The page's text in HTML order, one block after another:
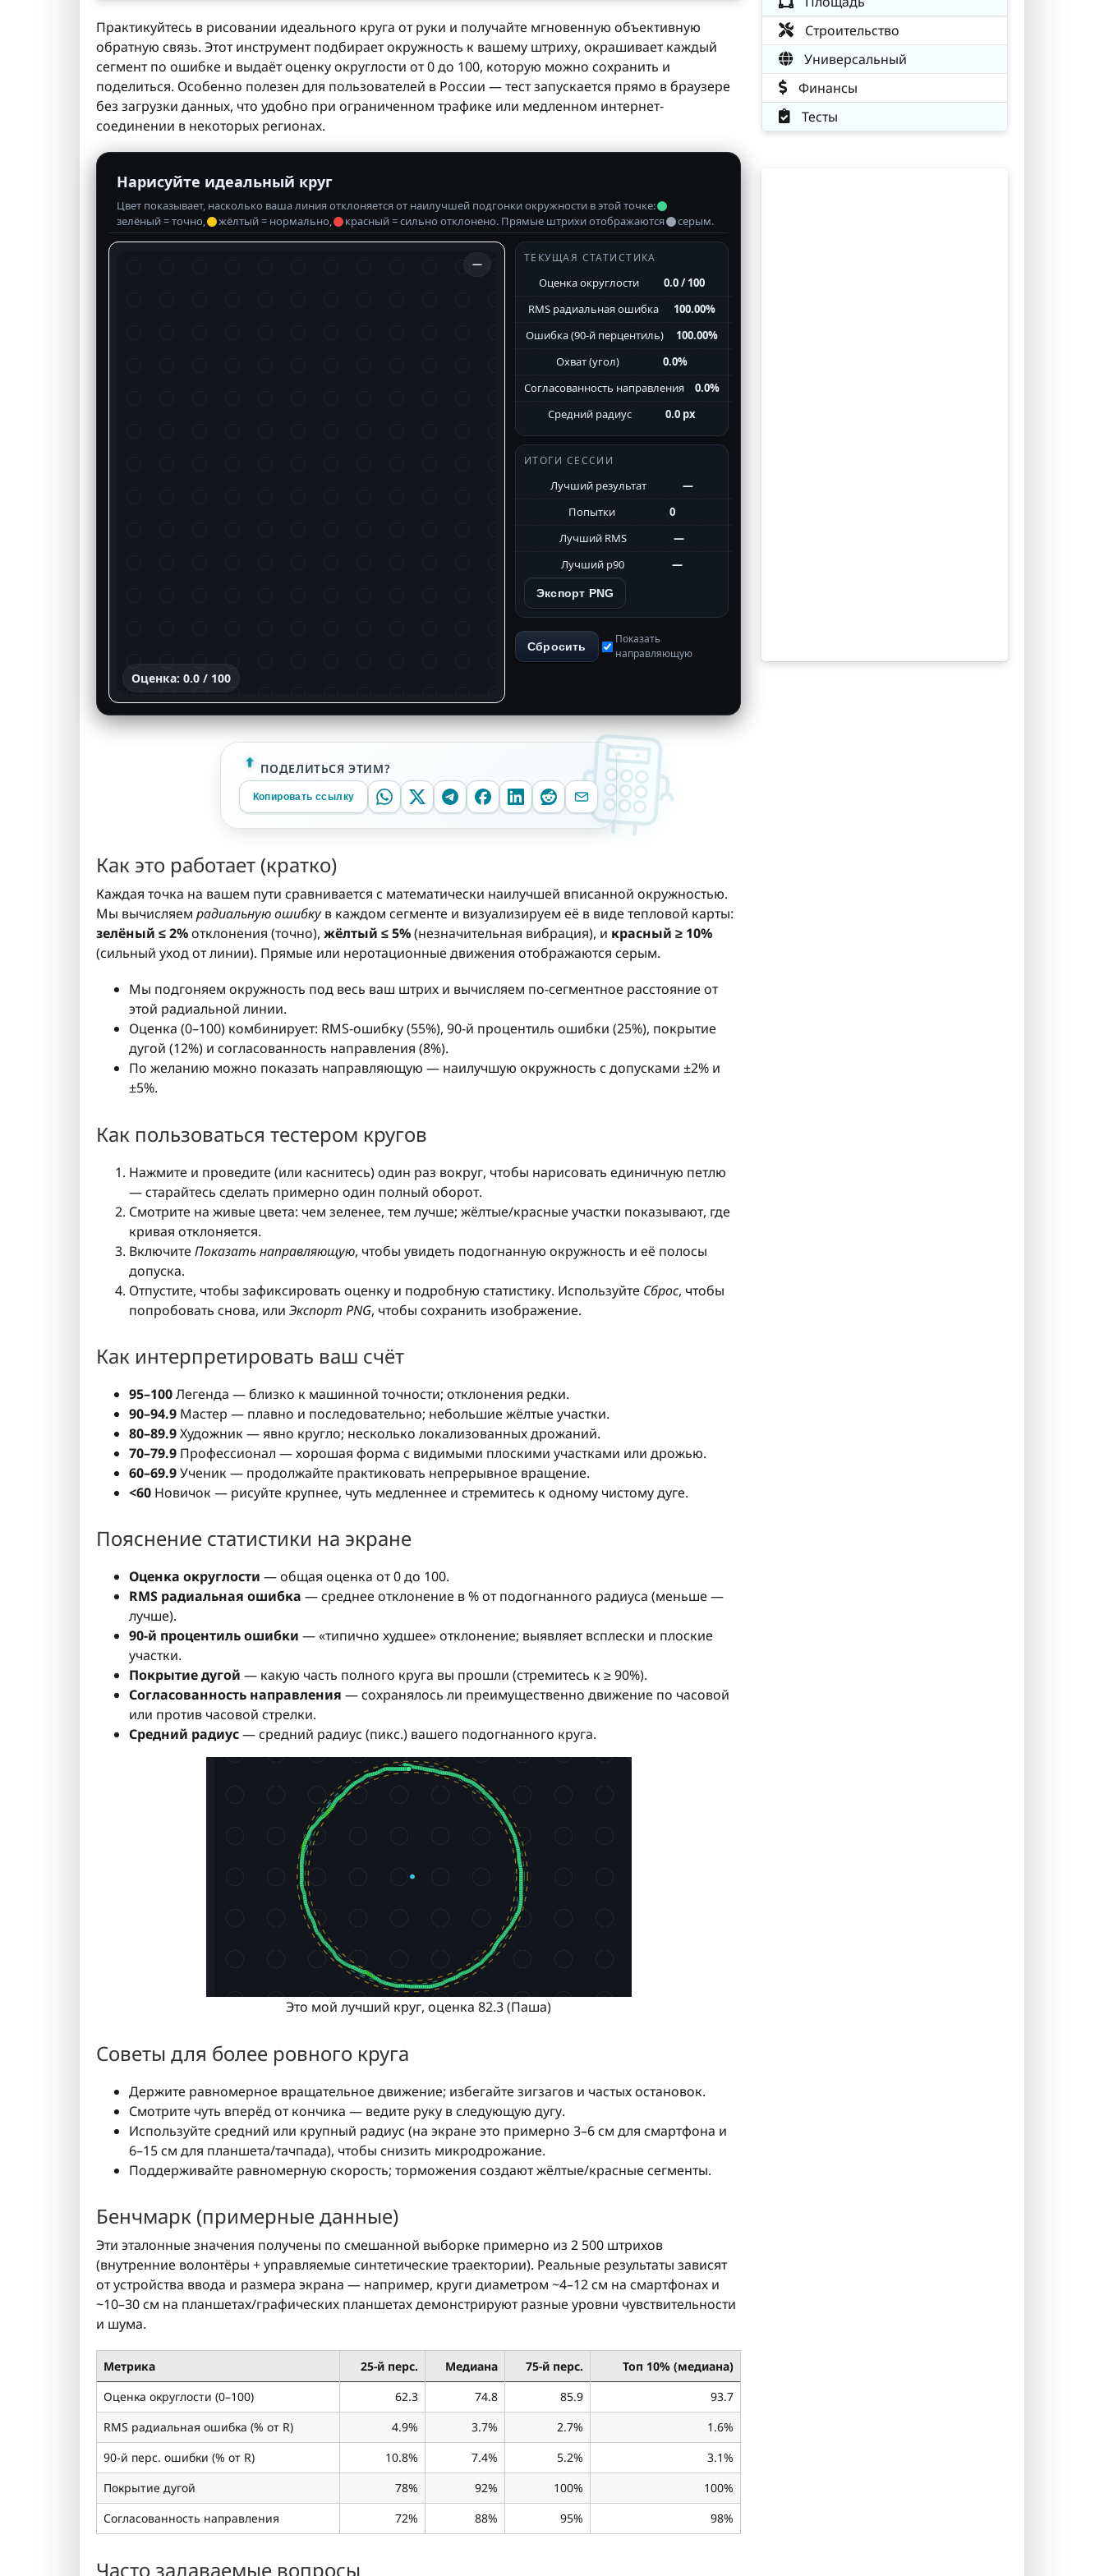
Практикуйтесь в рисовании идеального круга от руки и получайте мгновенную объективную
обратную связь. Этот инструмент подбирает окружность к вашему штриху, окрашивает каждый
сегмент по ошибке и выдаёт оценку округлости от 0 до 100, которую можно сохранить и
поделиться. Особенно полезен для пользователей в России — тест запускается прямо в браузере
без загрузки данных, что удобно при ограниченном трафике или медленном интернет-
соединении в некоторых регионах.
Нарисуйте идеальный круг
Цвет показывает, насколько ваша линия отклоняется от наилучшей подгонки окружности в этой точке:
зелёный = точно,
жёлтый = нормально, красный = сильно отклонено. Прямые штрихи отображаются серым.
Оценка: 0.0 / 100
— ТЕКУЩАЯ СТАТИСТИКА
Оценка округлости
0.0 / 100
RMS радиальная ошибка
100.00%
Ошибка (90-й перцентиль)
100.00%
Охват (угол)
0.0%
Согласованность направления
0.0%
Средний радиус
0.0 px
ИТОГИ СЕССИИ
Лучший результат
—
Попытки
0
Лучший RMS
—
Лучший p90
—
Экспорт PNG
Сбросить
Показать
направляющую
ПОДЕЛИТЬСЯ ЭТИМ?
Копировать ссылку
Как это работает (кратко)
Каждая точка на вашем пути сравнивается с математически наилучшей вписанной окружностью.
Мы вычисляем радиальную ошибкув каждом сегменте и визуализируем её в виде тепловой карты:
зелёный ≤ 2%отклонения (точно), жёлтый ≤ 5%(незначительная вибрация), и красный ≥ 10%
(сильный уход от линии). Прямые или неротационные движения отображаются серым.
Мы подгоняем окружность под весь ваш штрих и вычисляем по-сегментное расстояние от
этой радиальной линии.
Оценка (0–100) комбинирует: RMS-ошибку (55%), 90-й процентиль ошибки (25%), покрытие
дугой (12%) и согласованность направления (8%).
По желанию можно показать направляющую — наилучшую окружность с допусками ±2% и
±5%.
Как пользоваться тестером кругов
Нажмите и проведите (или каснитесь) один раз вокруг, чтобы нарисовать единичную петлю
— старайтесь сделать примерно один полный оборот.
Смотрите на живые цвета: чем зеленее, тем лучше; жёлтые/красные участки показывают, где
кривая отклоняется.
Включите Показать направляющую, чтобы увидеть подогнанную окружность и её полосы
допуска.
Отпустите, чтобы зафиксировать оценку и подробную статистику. Используйте Сброс, чтобы
попробовать снова, или Экспорт PNG, чтобы сохранить изображение.
Как интерпретировать ваш счёт
95–100Легенда — близко к машинной точности; отклонения редки.
90–94.9 Мастер — плавно и последовательно; небольшие жёлтые участки.
80–89.9Художник — явно кругло; несколько локализованных дрожаний.
70–79.9 Профессионал — хорошая форма с видимыми плоскими участками или дрожью.
60–69.9Ученик — продолжайте практиковать непрерывное вращение.
<60 Новичок — рисуйте крупнее, чуть медленнее и стремитесь к одному чистому дуге.
Пояснение статистики на экране
Оценка округлости — общая оценка от 0 до 100.
RMS радиальная ошибка — среднее отклонение в % от подогнанного радиуса (меньше —
лучше).
90-й процентиль ошибки — «типично худшее» отклонение; выявляет всплески и плоские
участки.
Покрытие дугой — какую часть полного круга вы прошли (стремитесь к ≥ 90%).
Согласованность направления — сохранялось ли преимущественно движение по часовой
или против часовой стрелки.
Средний радиус— средний радиус (пикс.) вашего подогнанного круга.
Это мой лучший круг, оценка 82.3 (Паша)
Советы для более ровного круга
Держите равномерное вращательное движение; избегайте зигзагов и частых остановок.
Смотрите чуть вперёд от кончика — ведите руку в следующую дугу.
Используйте средний или крупный радиус (на экране это примерно 3–6 см для смартфона и
6–15 см для планшета/тачпада), чтобы снизить микродрожание.
Поддерживайте равномерную скорость; торможения создают жёлтые/красные сегменты.
Бенчмарк (примерные данные)
Эти эталонные значения получены по смешанной выборке примерно из 2 500 штрихов
(внутренние волонтёры + управляемые синтетические траектории). Реальные результаты зависят
от устройства ввода и размера экрана — например, круги диаметром ~4–12 см на смартфонах и
~10–30 см на планшетах/графических планшетах демонстрируют разные уровни чувствительности
и шума.
Метрика 25-й перс. Медиана 75-й перс.
Топ 10% (медиана)
Оценка округлости (0–100)
62.3 74.8 85.9
93.7
RMS радиальная ошибка (% от R)
4.9% 3.7% 2.7%
1.6%
90-й перс. ошибки (% от R)
10.8% 7.4% 5.2%
3.1%
Покрытие дугой
78% 92% 100%
100%
Согласованность направления
72% 88% 95% 98%
Часто задаваемые вопросы
Строительство
Универсальный
Финансы
Тесты